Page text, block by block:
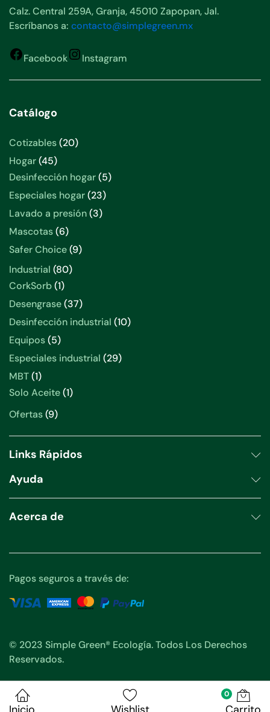
Calz. Central 259A, Granja, 45010 Zapopan, Jal.
Escríbanos a: contacto@simplegreen.mx
Facebook Instagram
Catálogo
Cotizables 20
Hogar 45
Desinfección hogar 5
Especiales hogar 23
Lavado a presión 3
Mascotas 6
Safer Choice 9
Industrial 80
CorkSorb 1
Desengrase 37
Desinfección industrial 10
Equipos 5
Especiales industrial 29
MBT 1
Solo Aceite 1
Ofertas 9
Links Rápidos
Ayuda
Acerca de
© 2023 Simple Green® Ecología. Todos Los Derechos
Reservados.
Pagos seguros a través de:
0